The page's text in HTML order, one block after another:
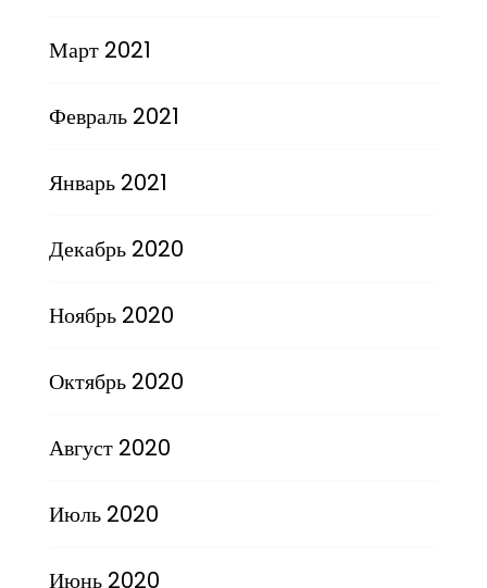
Март 2021
Февраль 2021
Январь 2021
Декабрь 2020
Ноябрь 2020
Октябрь 2020
Август 2020
Июль 2020
Июнь 2020